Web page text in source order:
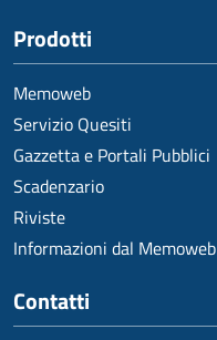
Prodotti
Memoweb
Servizio Quesiti
Gazzetta e Portali Pubblici
Scadenzario
Riviste
Informazioni dal Memoweb
Contatti